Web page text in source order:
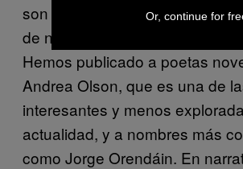
son textos híbridos, y Voces en
de narrativa: cuentos, para ser
Hemos publicado a poetas
Andrea Olson, que es una de
interesantes y menos
actualidad, y a nombres más
como Jorge Orendáin. En
Or, continue for